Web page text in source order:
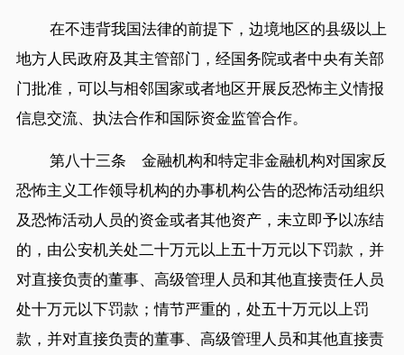
在不违背我国法律的前提下，边境地区的县级以上
地方人民政府及其主管部门，经国务院或者中央有关部
门批准，可以与相邻国家或者地区开展反恐怖主义情报
信息交流、执法合作和国际资金监管合作。
第八十三条 金融机构和特定非金融机构对国家反
恐怖主义工作领导机构的办事机构公告的恐怖活动组织
及恐怖活动人员的资金或者其他资产，未立即予以冻结
的，由公安机关处二十万元以上五十万元以下罚款，并
对直接负责的董事、高级管理人员和其他直接责任人员
处十万元以下罚款；情节严重的，处五十万元以上罚
款，并对直接负责的董事、高级管理人员和其他直接责